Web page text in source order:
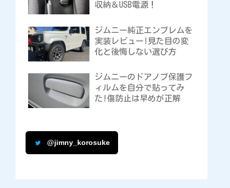
収納＆USB電源！
ジムニー純正エンブレムを
実装レビュー!見た目の変
化と後悔しない選び方
ジムニーのドアノブ保護フ
ィルムを自分で貼ってみ
た!傷防止は早めが正解
@jimny_korosuke